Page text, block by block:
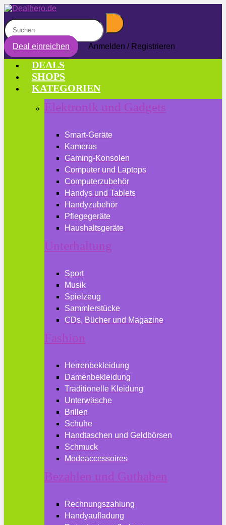
Deal einreichen Anmelden / Registrieren
DEALS
SHOPS
KATEGORIEN
Elektronik und Gadgets
Smart-Geräte
Kameras
Gaming-Konsolen
Computer und Laptops
Computerzubehör
Handys und Tablets
Handyzubehör
Pflegegeräte
Haushaltsgeräte
Unterhaltung
Sport
Musik
Spielzeug
Sammlerstücke
CDs, Bücher und Magazine
Fashion
Herrenbekleidung
Damenbekleidung
Traditionelle Kleidung
Unterwäsche
Brillen
Schuhe
Handtaschen und Geldbörsen
Schmuck
Modeaccessoires
Bezahlen und Guthaben
Rechnungszahlung
Handyaufladung